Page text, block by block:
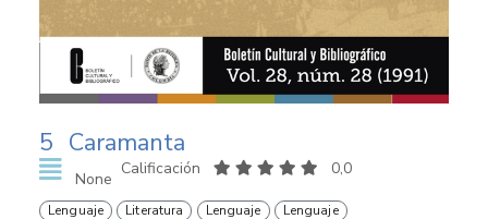
5 Caramanta
None
Calificación 0,0
Lenguaje Literatura Lenguaje Lenguaje